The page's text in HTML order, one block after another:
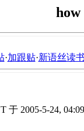
how
·加跟贴·新语丝读
于 2005-5-24,